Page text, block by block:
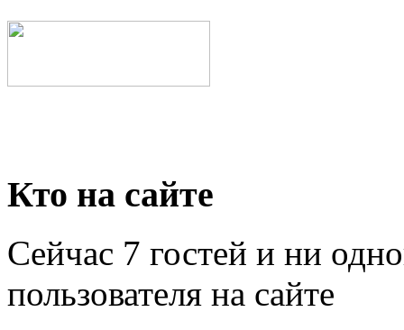
Кто на сайте
Сейчас 7 гостей и ни
пользователя на сайте